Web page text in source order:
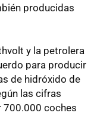
producidas
y la petrolera
para producir
de hidróxido de
las cifras
700.000 coches